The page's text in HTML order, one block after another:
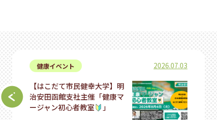
健康イベント 2026.07.03
【はこだて市民健幸大学】明
治安田函館支社主催「健康マ
ージャン初心者教室
」